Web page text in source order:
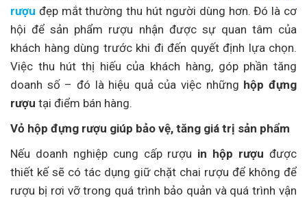
rượu đẹp mắt thường thu hút người dùng hơn. Đó là cơ
hội để sản phẩm rượu nhận được sự quan tâm của
khách hàng dùng trước khi đi đến quyết định lựa chọn.
Việc thu hút thị hiếu của khách hàng, góp phần tăng
doanh số – đó là hiệu quả của việc những hộp đựng
rượu tại điểm bán hàng.
Vỏ hộp đựng rượu giúp bảo vệ, tăng giá trị sản phẩm
Nếu doanh nghiệp cung cấp rượu in hộp rượuđược
thiết kế sẽ có tác dụng giữ chặt chai rượu để không để
rượu bị rơi vỡ trong quá trình bảo quản và quá trình vận